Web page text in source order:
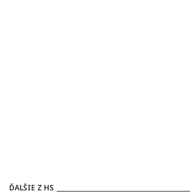
ĎALŠIE Z HS